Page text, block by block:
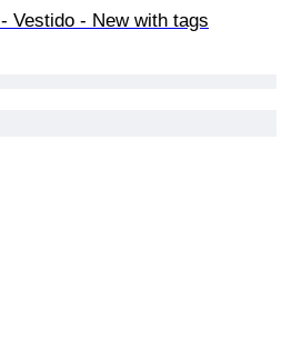
Vestido - New with tags